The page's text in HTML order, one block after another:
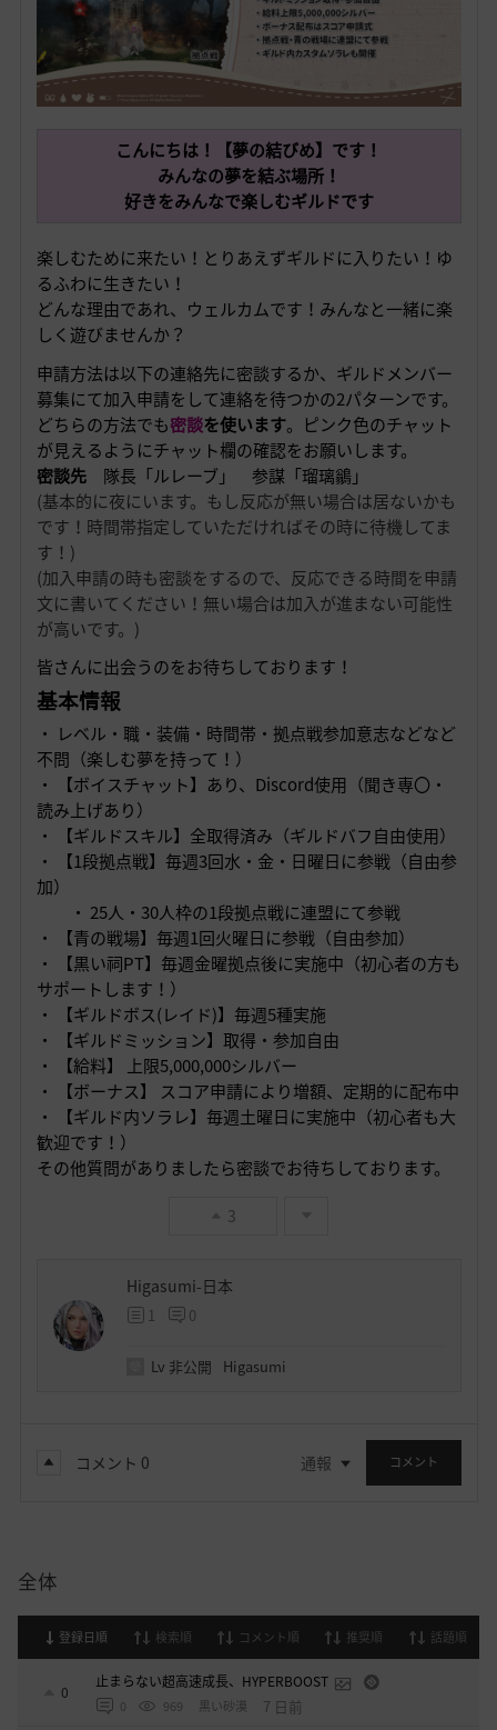
こんにちは！【夢の結びめ】です！
みんなの夢を結ぶ場所！
好きをみんなで楽しむギルドです
楽しむために来たい！とりあえずギルドに入りたい！ゆ
るふわに生きたい！
どんな理由であれ、ウェルカムです！みんなと一緒に楽
しく遊びませんか？
申請方法は以下の連絡先に密談するか、ギルドメンバー
募集にて加入申請をして連絡を待つかの2パターンです。
どちらの方法でも密談を使います。ピンク色のチャット
が見えるようにチャット欄の確認をお願いします。
密談先隊長「ルレーブ」 参謀「瑠璃鶲」
(基本的に夜にいます。もし反応が無い場合は居ないかも
です！時間帯指定していただければその時に待機してま
す！)
(加入申請の時も密談をするので、反応できる時間を申請
文に書いてください！無い場合は加入が進まない可能性
が高いです。)
皆さんに出会うのをお待ちしております！
基本情報
・ レベル・職・装備・時間帯・拠点戦参加意志などなど
不問（楽しむ夢を持って！）
・ 【ボイスチャット】あり、Discord使用（聞き専〇・
読み上げあり）
・ 【ギルドスキル】全取得済み（ギルドバフ自由使用）
・ 【1段拠点戦】毎週3回水・金・日曜日に参戦（自由参
加）
・ 25人・30人枠の1段拠点戦に連盟にて参戦
・ 【青の戦場】毎週1回火曜日に参戦（自由参加）
・ 【黒い祠PT】毎週金曜拠点後に実施中（初心者の方も
サポートします！）
・ 【ギルドボス(レイド)】毎週5種実施
・ 【ギルドミッション】取得・参加自由
・ 【給料】 上限5,000,000シルバー
・ 【ボーナス】 スコア申請により増額、定期的に配布中
・ 【ギルド内ソラレ】毎週土曜日に実施中（初心者も大
歓迎です！）
その他質問がありましたら密談でお待ちしております。
3
Higasumi-日本
1 0
Lv 非公開 Higasumi
コメント 0 通報 コメント
全体
登録日順 検索順 コメント順 推奨順 話題順
0
止まらない超高速成長、HYPERBOOST
0 969 黒い砂漠 7 日前